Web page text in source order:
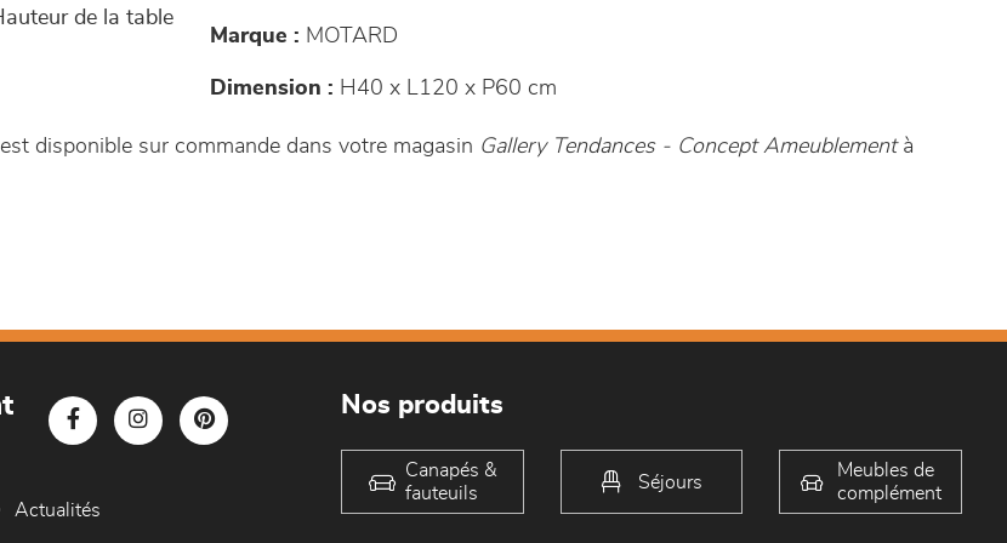
de la table
Marque : MOTARD
Dimension : H40 x L120 x P60 cm
disponible sur commande dans votre magasin Gallery Tendances - Concept Ameublement à
Actualités
Nos produits
Canapés &
fauteuils
Séjours
Meubles de
complément